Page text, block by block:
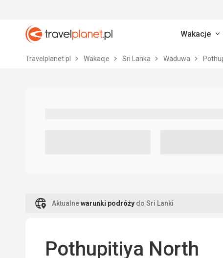
Travelplanet.pl
Wakacje
Travelplanet.pl Wakacje Sri Lanka Waduwa
Aktualnewarunki podróży do Sri Lanki
Pothupitiya North